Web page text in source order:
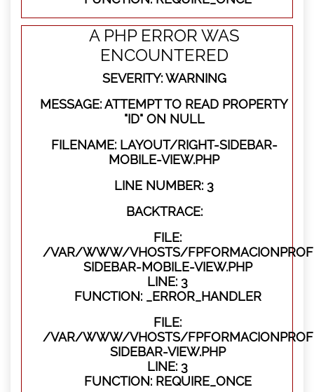
A PHP ERROR WAS
ENCOUNTERED
SEVERITY: WARNING
MESSAGE: ATTEMPT TO READ PROPERTY
"ID" ON NULL
FILENAME: LAYOUT/RIGHT-SIDEBAR-
MOBILE-VIEW.PHP
LINE NUMBER: 3
BACKTRACE:
FILE:
/VAR/WWW/VHOSTS/
SIDEBAR-MOBILE-VIEW.PHP
LINE: 3
FUNCTION: _ERROR_HANDLER
FILE:
/VAR/WWW/VHOSTS/
SIDEBAR-VIEW.PHP
LINE: 3
FUNCTION: REQUIRE_ONCE